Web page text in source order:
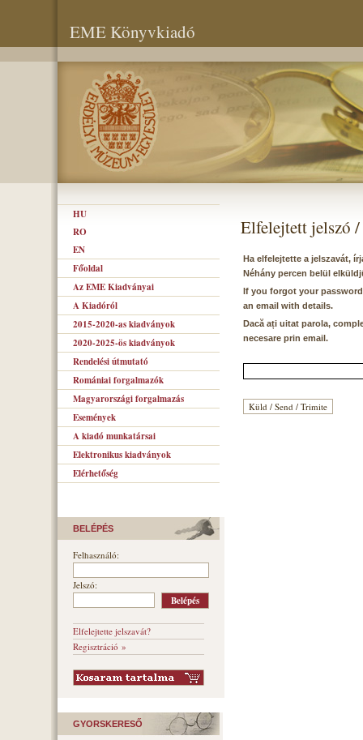
EME Könyvkiadó
HU
RO
EN
Főoldal
Az EME Kiadványai
A Kiadóról
2015-2020-as kiadványok
2020-2025-ös kiadványok
Rendelési útmutató
Romániai forgalmazók
Magyarországi forgalmazás
Események
A kiadó munkatársai
Elektronikus kiadványok
Elérhetőség
BELÉPÉS
Felhasználó:
Jelszó:
Elfelejtette jelszavát?
Regisztráció »
GYORSKERESŐ
Elfelejtett jelszó /
Ha elfelejtette a jelszavát,
Néhány percen belül
If you forgot your
an email with details.
Dacă ați uitat parola,
necesare prin email.